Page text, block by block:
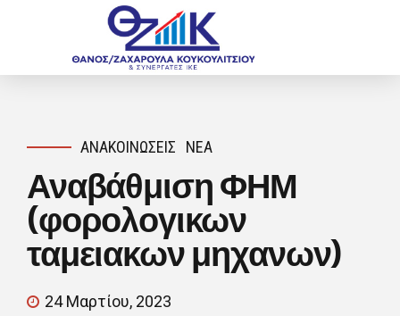
ΑΝΑΚΟΙΝΏΣΕΙΣ ΝΈΑ
Αναβάθμιση ΦΗΜ
(φορολογικων
ταμειακων μηχανων)
24 Μαρτίου, 2023